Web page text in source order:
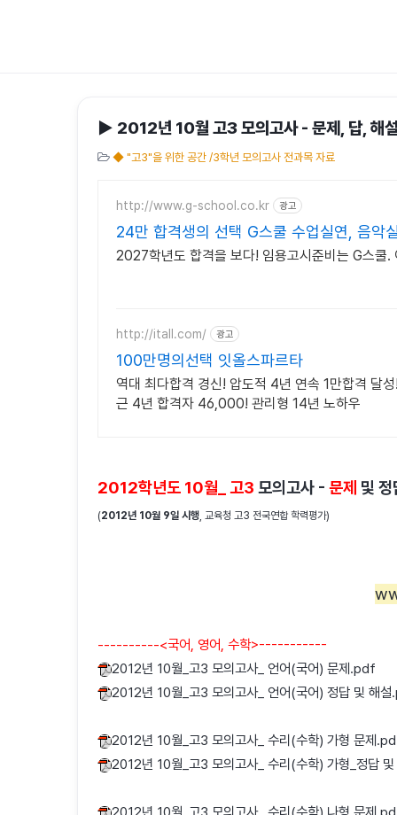
▶ 2012년 10월 고3 모의고사 - 문제, 답, 해
◆ "고3"을 위한 공간 /3학년 모의고사 전과목 자료
http://www.g-school.co.kr 광고
24만 합격생의 선택 G스쿨 수업실연, 음악
2027학년도 합격을 보다! 임용고시준비는 G스쿨
http://itall.com/ 광고
100만명의선택 잇올스파르타
역대 최다합격 경신! 압도적 4년 연속 1만합격 달
근 4년 합격자 46,000! 관리형 14년 노하우
2012학년도 10월_ 고3 모의고사 - 문제 및
(2012년 10월 9일 시행 , 교육청 고3 전국연합 학력평가)
----------<국어, 영어, 수학>-----------
2012년 10월_고3 모의고사_ 언어(국어) 문제.pdf
2012년 10월_고3 모의고사_ 언어(국어) 정답 및 해
2012년 10월_고3 모의고사_ 수리(수학) 가형 문제
2012년 10월_고3 모의고사_ 수리(수학) 가형_정답